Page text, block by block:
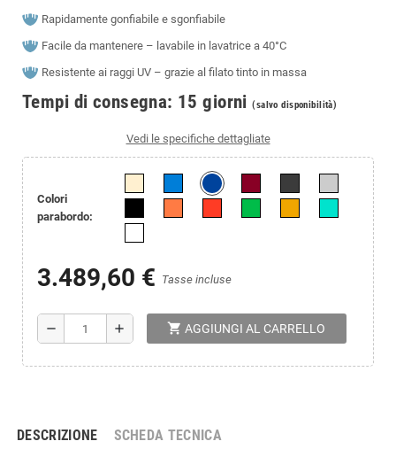
Rapidamente gonfiabile e sgonfiabile
Facile da mantenere – lavabile in lavatrice a 40°C
Resistente ai raggi UV – grazie al filato tinto in massa
Tempi di consegna: 15 giorni(salvo disponibilità)
Vedi le specifiche dettagliate
Colori
parabordo:
3.489,60 € Tasse incluse
remove add shopping_cart AGGIUNGI AL CARRELLO
DESCRIZIONE SCHEDA TECNICA